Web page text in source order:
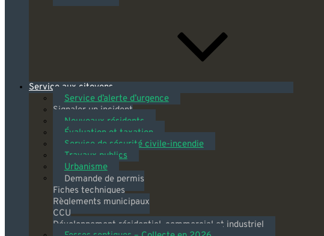
Service aux citoyens
Service d’alerte d’urgence
Signaler un incident
Nouveaux résidents
Évaluation et taxation
Service de sécurité civile-incendie
Travaux publics
Urbanisme
Demande de permis
Fiches techniques
Règlements municipaux
CCU
Développement résidentiel, commercial et industriel